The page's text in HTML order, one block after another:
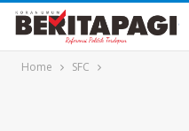
Home SFC